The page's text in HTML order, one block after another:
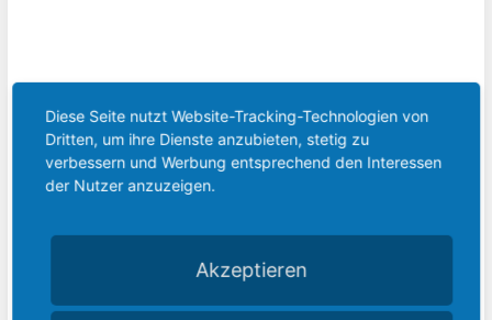
Windkraftausbau im Rhein-Erft-Kreis –
4. Dezember 2024
Diese Seite nutzt Website-Tracking-Technologien von
Dritten, um ihre Dienste anzubieten, stetig zu
verbessern und Werbung entsprechend den Interessen
der Nutzer anzuzeigen.
Akzeptieren